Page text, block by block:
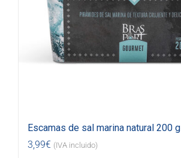
Escamas de sal marina natural 200 g
3,99€ (IVA incluido)